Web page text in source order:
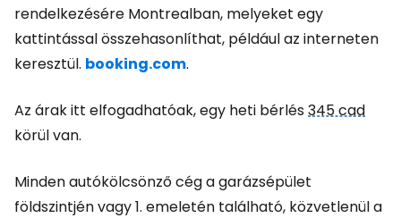
rendelkezésére Montrealban, melyeket egy
kattintással összehasonlíthat, például az interneten
keresztül. booking.com.
Az árak itt elfogadhatóak, egy heti bérlés345 cad
körül van.
Minden autókölcsönző cég a garázsépület
földszintjén vagy 1. emeletén található, közvetlenül a